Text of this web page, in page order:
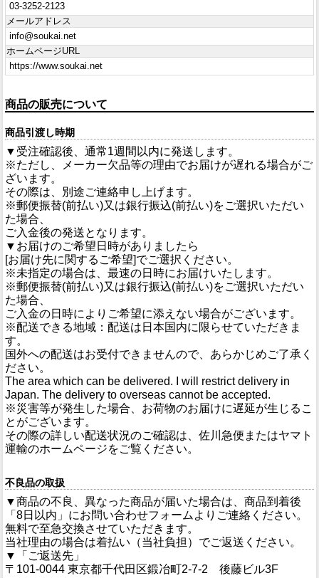
03-3252-2123
メールアドレス
info@soukai.net
ホームページURL
https://www.soukai.net
商品の販売について
商品引渡し時期
▼受注確認後、通常1週間以内に発送します。
※ただし、メーカー欠品等の理由でお届けが遅れる場合がご
ざいます。
その際は、別途ご連絡申し上げます。
※郵便振替(前払い)又は銀行振込(前払い)をご選択いただい
た場合、
ご入金後の発送となります。
▼お届けのご希望日時がありましたら
[お届け先に関するご希望]でご選択ください。
※未指定の場合は、最速の日時にお届けいたします。
※郵便振替(前払い)又は銀行振込(前払い)をご選択いただい
た場合、
ご入金の日時によりご希望に添えない場合がございます。
※配送できる地域：配送は日本国内に限らせていただきま
す。
国外への配送はお受付できませんので、あらかじめご了承く
ださい。
The area which can be delivered. I will restrict delivery in
Japan. The delivery to overseas cannot be accepted.
※災害等が発生した場合、お荷物のお届けに遅延が生じるこ
とがございます。
その際の詳しい配送状況のご確認は、佐川急便またはヤマト
運輸のホームページをご覧ください。
不良品の取扱
▼商品の不良、異なった商品が届いた場合は、商品到着後
「8日以内」にお問い合わせフォームよりご連絡ください。
無料で至急交換させていただきます。
当社理由の場合は着払い（当社負担）でご返送ください。
▼「ご返送先」
〒101-0044 東京都千代田区鍛冶町2-7-2 後藤ビル3F